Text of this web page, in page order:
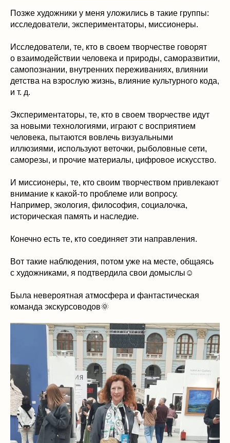
Позже художники у меня уложились в такие группы:
исследователи, экспериментаторы, миссионеры.
Исследователи, те, кто в своем творчестве говорят
о взаимодействии человека и природы, саморазвитии,
самопознании, внутренних переживаниях, влиянии
детства на взрослую жизнь, влияние культурного кода,
и т. д.
Экспериментаторы, те, кто в своем творчестве идут
за новыми технологиями, играют с восприятием
человека, пытаются вовлечь визуальными
иллюзиями, используют веточки, рыболовные сети,
саморезы, и прочие материалы, цифровое искусство.
И миссионеры, те, кто своим творчеством привлекают
внимание к какой-то проблеме или вопросу.
Например, экология, философия, социалочка,
историческая память и наследие.
Конечно есть те, кто соединяет эти направления.
Вот такие наблюдения, потом уже на месте, общаясь
с художниками, я подтвердила свои домыслы☺️
Была невероятная атмосфера и фантастическая
команда экскурсоводов🌞